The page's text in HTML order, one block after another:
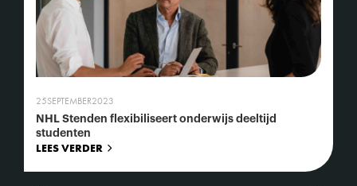
25SEPTEMBER2023
NHL Stenden flexibiliseert onderwijs deeltijd
studenten
LEES VERDER